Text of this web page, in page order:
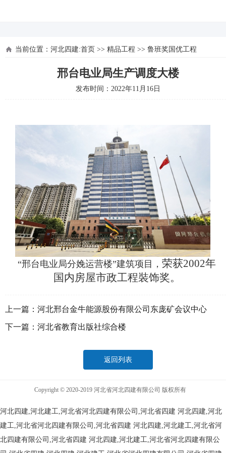
当前位置： 河北四建:首页 >> 精品工程 >> 鲁班奖国优工程
邢台电业局生产调度大楼
发布时间：2022年11月16日
“邢台电业局分娩运营楼”建筑项目，荣获2002年
国内房屋市政工程裝饰奖。
上一篇： 河北邢台金牛能源股份有限公司东庞矿会议中心
下一篇： 河北省教育出版社综合楼
返回列表
Copyright © 2020-2019 河北省河北四建有限公司 版权所有
河北四建,河北建工,河北省河北四建有限公司,河北省四建 河北四建,河北
建工,河北省河北四建有限公司,河北省四建 河北四建,河北建工,河北省河
北四建有限公司,河北省四建 河北四建,河北建工,河北省河北四建有限公